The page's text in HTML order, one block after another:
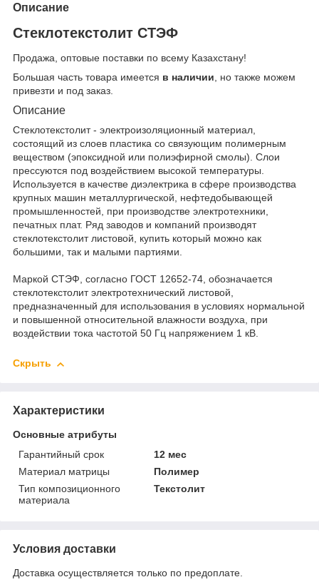
Описание
Стеклотекстолит СТЭФ
Продажа, оптовые поставки по всему Казахстану!
Большая часть товара имеется в наличии, но также можем
привезти и под заказ.
Описание
Стеклотекстолит - электроизоляционный материал,
состоящий из слоев пластика со связующим полимерным
веществом (эпоксидной или полиэфирной смолы). Слои
прессуются под воздействием высокой температуры.
Используется в качестве диэлектрика в сфере производства
крупных машин металлургической, нефтедобывающей
промышленностей, при производстве электротехники,
печатных плат. Ряд заводов и компаний производят
стеклотекстолит листовой, купить который можно как
большими, так и малыми партиями.
Маркой СТЭФ, согласно ГОСТ 12652-74, обозначается
стеклотекстолит электротехнический листовой,
предназначенный для использования в условиях нормальной
и повышенной относительной влажности воздуха, при
воздействии тока частотой 50 Гц напряжением 1 кВ.
Скрыть
Характеристики
Основные атрибуты
Гарантийный срок
12 мес
Материал матрицы
Полимер
Тип композиционного
материала
Текстолит
Условия доставки
Доставка осуществляется только по предоплате.